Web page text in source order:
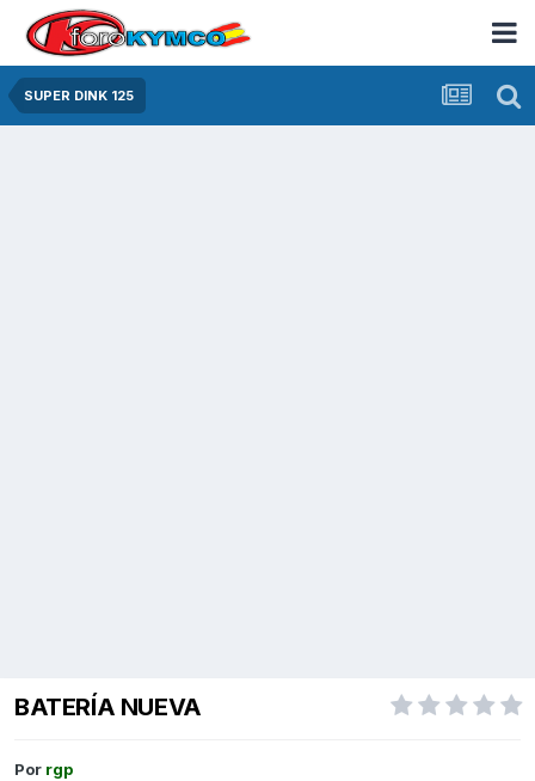
SUPER DINK 125
BATERÍA NUEVA
Por rgp